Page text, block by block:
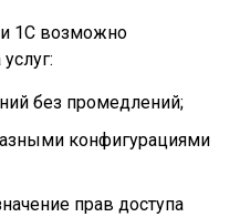
1С возможно
без промедлений;
конфигурациями
прав доступа